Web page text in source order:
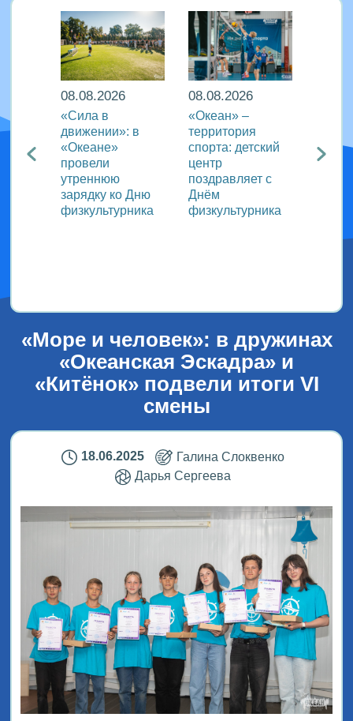
с
08.08.2026
«Сила в
движении»: в
«Океане»
провели
утреннюю
зарядку ко Дню
физкультурника
08.08.2026
«Океан» –
территория
спорта: детский
центр
поздравляет с
Днём
физкультурника
«Море и человек»: в дружинах
«Океанская Эскадра» и
«Китёнок» подвели итоги VI
смены
18.06.2025
Галина Слоквенко
Дарья Сергеева